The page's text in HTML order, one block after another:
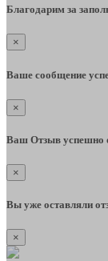
Благодарим за
×
Ваше сообщение
×
Ваш Отзыв успешно
×
Вы уже оставляли
×